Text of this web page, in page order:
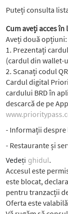
Puteți consulta
Cum aveți acces în
Aveți două opțiuni:
1. Prezentați
(cardul din wallet-
2. Scanați codul
Cardul digital
cardului BRD în
descarcă de pe
- Informații
- Restaurante și
Vedeți ghidul.
Accesul este
este blocat,
pentru tranzacții
Oferta este